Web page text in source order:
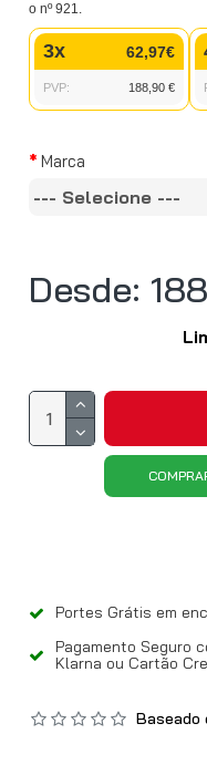
Portes Grátis em
Pagamento Seguro
Klarna ou Cartão
Baseado
o nº 921.
3x 62,97€
PVP: 188,90 €
Desde:
Marca